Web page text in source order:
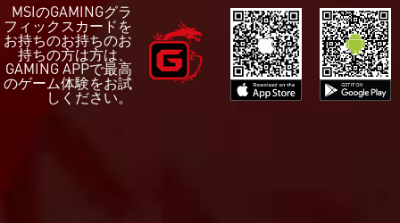
MSIのGAMINGグラ
フィックスカードを
お持ちのお持ちのお
持ちの方は方は、
GAMING APPで最高
のゲーム体験をお試
しください。